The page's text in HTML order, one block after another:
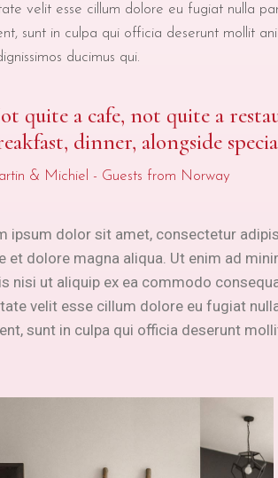
velit esse cillum dolore eu fugiat nulla
sunt in culpa qui officia deserunt mollit
ducimus qui.
quite a cafe, not quite a
dinner, alongside
& Michiel - Guests from Norway
ipsum dolor sit amet, consectetur
et dolore magna aliqua. Ut enim ad
nisi ut aliquip ex ea commodo
velit esse cillum dolore eu fugiat
sunt in culpa qui officia deserunt